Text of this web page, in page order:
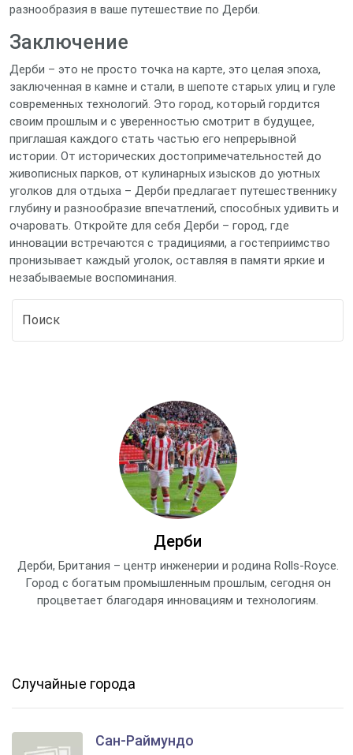
разнообразия в ваше путешествие по Дерби.
Заключение
Дерби – это не просто точка на карте, это целая эпоха,
заключенная в камне и стали, в шепоте старых улиц и гуле
современных технологий. Это город, который гордится
своим прошлым и с уверенностью смотрит в будущее,
приглашая каждого стать частью его непрерывной
истории. От исторических достопримечательностей до
живописных парков, от кулинарных изысков до уютных
уголков для отдыха – Дерби предлагает путешественнику
глубину и разнообразие впечатлений, способных удивить и
очаровать. Откройте для себя Дерби – город, где
инновации встречаются с традициями, а гостеприимство
пронизывает каждый уголок, оставляя в памяти яркие и
незабываемые воспоминания.
Дерби
Дерби, Британия – центр инженерии и родина Rolls-Royce.
Город с богатым промышленным прошлым, сегодня он
процветает благодаря инновациям и технологиям.
Случайные города
Сан-Раймундо